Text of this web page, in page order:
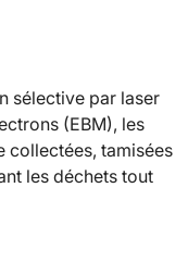
sélective par laser
(EBM), les
collectées, tamisées
les déchets tout